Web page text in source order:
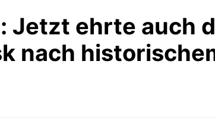
Jetzt ehrte auch
nach